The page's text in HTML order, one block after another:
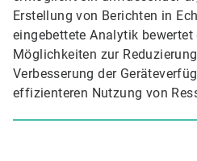
Erstellung von Berichten in
eingebettete Analytik bewertet
Möglichkeiten zur
Verbesserung der
effizienteren Nutzung von